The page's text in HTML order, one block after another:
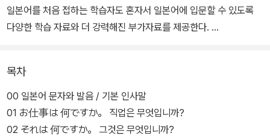
일본어를 처음 접하는 학습자도 혼자서 일본어에 입문할 수 있도록
다양한 학습 자료와 더 강력해진 부가자료를 제공한다.
종합적이고 깊이 있게 학습할 수 있다. 독학의 약점을 극복하기 위해
풍부한 설명과 다양한 확인 학습 콘텐츠, 동영상/팟캐스트 오디오 강
의를 무료로 제공한다. 또 일본어 문자와 발음 특강, 문형&듣고 쓰기
워크북, 쓰기 노트, 단어장, 단어시험지 자동 생성기 등의 부가자료도
목차
00 일본어 문자와 발음 / 기본 인사말
01 お仕事は 何ですか。 직업은 무엇입니까?
02 それは 何ですか。 그것은 무엇입니까?